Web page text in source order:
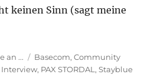
keinen Sinn (sagt meine
an ... Schlagwörter
Basecom,Community
Interview, PAX STORDAL ,Stayblue